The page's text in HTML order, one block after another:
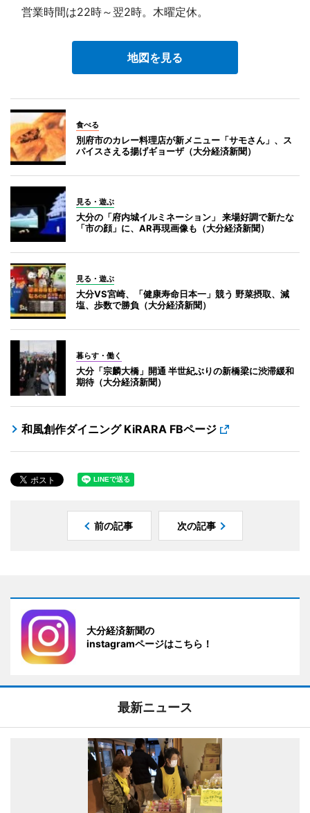
営業時間は22時～翌2時。木曜定休。
地図を見る
食べる
別府市のカレー料理店が新メニュー「サモさん」、ス
パイスさえる揚げギョーザ（大分経済新聞）
見る・遊ぶ
大分の「府内城イルミネーション」 来場好調で新たな
「市の顔」に、AR再現画像も（大分経済新聞）
見る・遊ぶ
大分VS宮崎、「健康寿命日本一」競う 野菜摂取、減
塩、歩数で勝負（大分経済新聞）
暮らす・働く
大分「宗麟大橋」開通 半世紀ぶりの新橋梁に渋滞緩和
期待（大分経済新聞）
和風創作ダイニング KiRARA FBページ
前の記事 次の記事
大分経済新聞の
instagramページはこちら！
最新ニュース